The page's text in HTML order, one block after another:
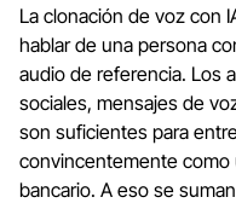
La clonación de voz con
hablar de una persona
audio de referencia. Los
sociales, mensajes de
son suficientes para
convincentemente como
bancario. A eso se